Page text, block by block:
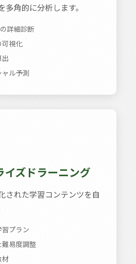
多角的に分析します。
詳細診断
可視化
ル予測
イズドラーニング
された学習コンテンツを自
プラン
易度調整
材